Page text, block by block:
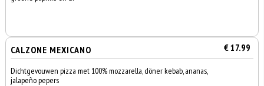
CALZONE MEXICANO € 17.99
Dichtgevouwen pizza met 100% mozzarella, döner kebab, ananas,
jalapeño pepers